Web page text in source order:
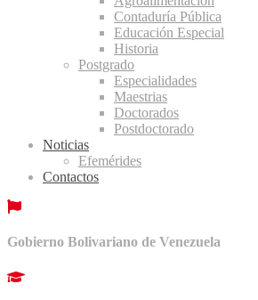
Contaduría Pública
Educación Especial
Historia
Postgrado
Especialidades
Maestrias
Doctorados
Postdoctorado
Noticias
Efemérides
Contactos
Gobierno Bolivariano de Venezuela